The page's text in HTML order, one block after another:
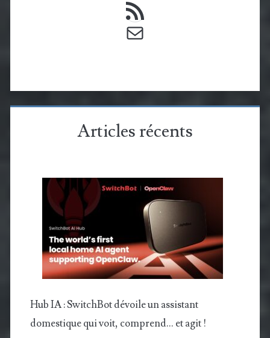
Articles récents
Hub IA : SwitchBot dévoile un assistant
domestique qui voit, comprend… et agit !